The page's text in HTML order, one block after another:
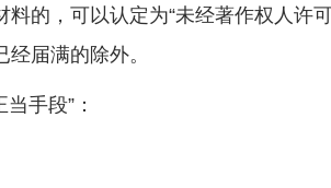
的，可以认定为“未经著作权人许
届满的除外。
手段”：